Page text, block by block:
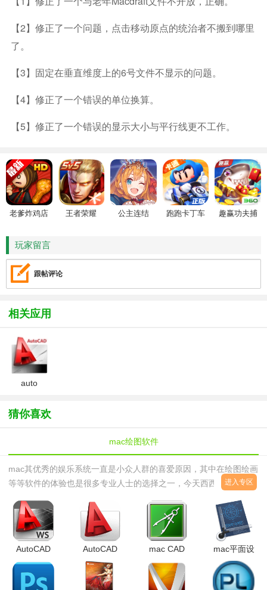
【2】修正了一个问题，点击移动原点的统治者不搬到哪里
了。
【3】固定在垂直维度上的6号文件不显示的问题。
【4】修正了一个错误的单位换算。
【5】修正了一个错误的显示大小与平行线更不工作。
老爹炸鸡店
王者荣耀 公主连结 跑跑卡丁车
趣赢功夫捕
玩家留言
跟帖评论
相关应用
auto
mac最新版
猜你喜欢
mac绘图软件
mac其优秀的娱乐系统一直是小众人群的喜爱原因，其中在绘图绘画
等等软件的体验也是很多专业人士的选择之一，今天西西小编就个大
美颜、等等功能体验。感兴趣的用户库快来西西软件园下载体验吧！
进入专区
AutoCAD
2011 for
Mac中文完
整版
AutoCAD
2013 for
mac汉化版
mac CAD
绘图软件
(MacDraft)v6.1.1
官方最新版
mac平面设
计软件
(CADintosh
X)V8.1官